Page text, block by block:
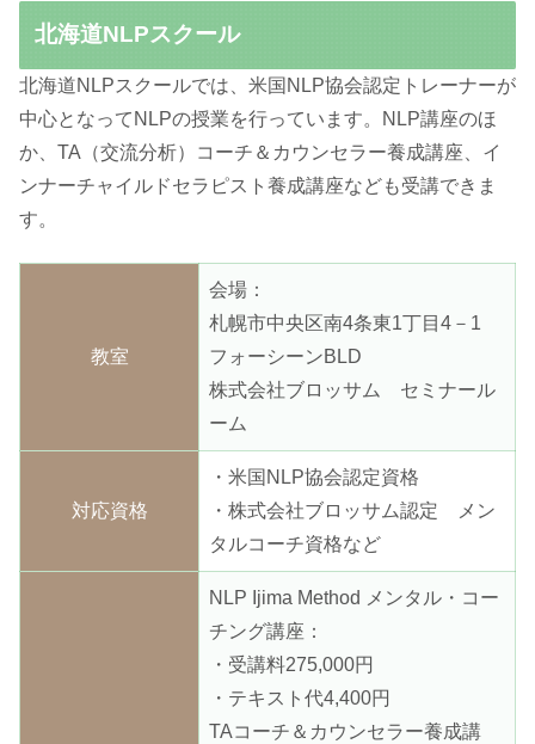
北海道NLPスクール
北海道NLPスクールでは、米国NLP協会認定トレーナーが
中心となってNLPの授業を行っています。NLP講座のほ
か、TA（交流分析）コーチ＆カウンセラー養成講座、イ
ンナーチャイルドセラピスト養成講座なども受講できま
す。
教室
会場：
札幌市中央区南4条東1丁目4－1
フォーシーンBLD
株式会社ブロッサム セミナール
ーム
対応資格
・米国NLP協会認定資格
・株式会社ブロッサム認定 メン
タルコーチ資格など
NLP Ijima Method メンタル・コー
チング講座：
・受講料275,000円
・テキスト代4,400円
TAコーチ＆カウンセラー養成講